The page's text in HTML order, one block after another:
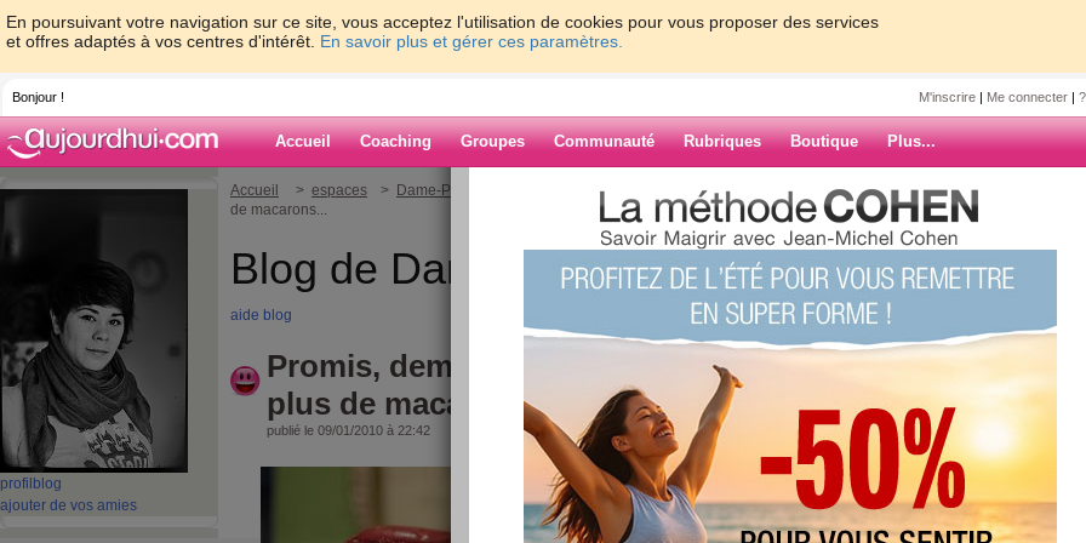
En poursuivant votre navigation sur ce site, vous acceptez l'utilisation de cookies pour vous proposer des services
et offres adaptés à vos centres d'intérêt. En savoir plus et gérer ces paramètres.
Bonjour ! M'inscrire | Me connecter |
Accueil Coaching Groupes Communauté Rubriques Boutique Plus...
profil blog
ajouter de vos amies
Accueil > espaces > Dame-Polgara
> Promis, demain je ne mangerai plus
de macarons...
Blog de Dame-Polgara
aide blog
Promis, demain je ne mangerai
plus de macarons...
publié le 09/01/2010 à 22:42
ARCHIVES